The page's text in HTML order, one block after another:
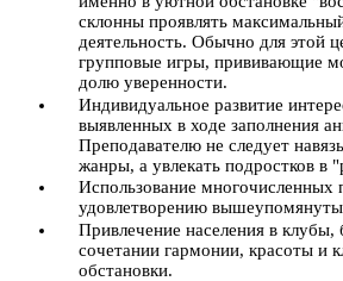
склонны проявлять
деятельность. Обычно для этой
групповые игры, прививающие
долю уверенности.
Индивидуальное развитие
выявленных в ходе заполнения
Преподавателю не следует
жанры, а увлекать подростков в
Использование многочисленных
удовлетворению
Привлечение населения в клубы,
сочетании гармонии, красоты и
обстановки.